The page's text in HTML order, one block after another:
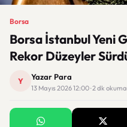
Borsa
Borsa İstanbul Yeni
Rekor Düzeyler
Y Yazar Para
13 Mayıs 2026 12:00 · 2 dk okuma